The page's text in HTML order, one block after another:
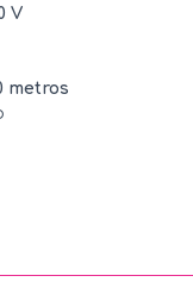
V
metros